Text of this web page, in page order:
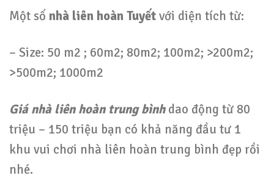
Một số nhà liên hoàn Tuyếtvới diện tích từ:
– Size: 50 m2 ; 60m2; 80m2; 100m2; >200m2;
>500m2; 1000m2
Giá nhà liên hoàn trung bìnhdao động từ 80
triệu – 150 triệu bạn có khả năng đầu tư 1
khu vui chơi nhà liên hoàn trung bình đẹp rồi
nhé.